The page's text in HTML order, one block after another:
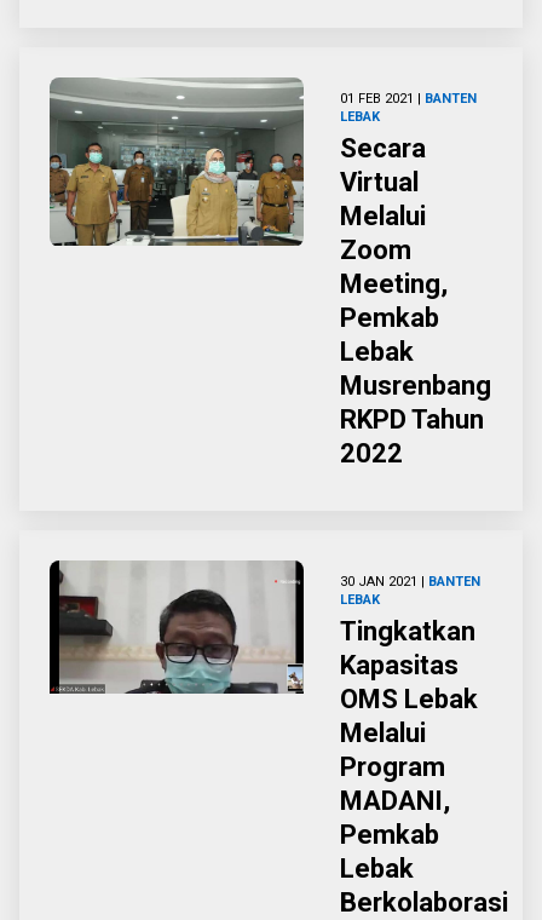
01 FEB 2021 | BANTEN
LEBAK
Secara
Virtual
Melalui
Zoom
Meeting,
Pemkab
Lebak
Musrenbang
RKPD Tahun
2022
30 JAN 2021 | BANTEN
LEBAK
Tingkatkan
Kapasitas
OMS Lebak
Melalui
Program
MADANI,
Pemkab
Lebak
Berkolaborasi